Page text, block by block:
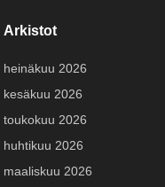
Arkistot
heinäkuu 2026
kesäkuu 2026
toukokuu 2026
huhtikuu 2026
maaliskuu 2026